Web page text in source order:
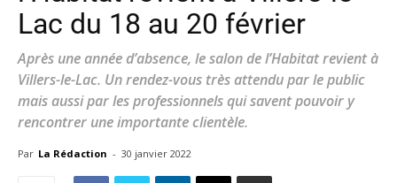
Lac du 18 au 20 février
Après une année d’absence, le salon de l’Habitat revient à
Villers-le-Lac. Un rendez-vous très attendu par le public
mais aussi par les professionnels qui savent pouvoir y
rencontrer une importante clientèle.
Par La Rédaction - 30 janvier 2022